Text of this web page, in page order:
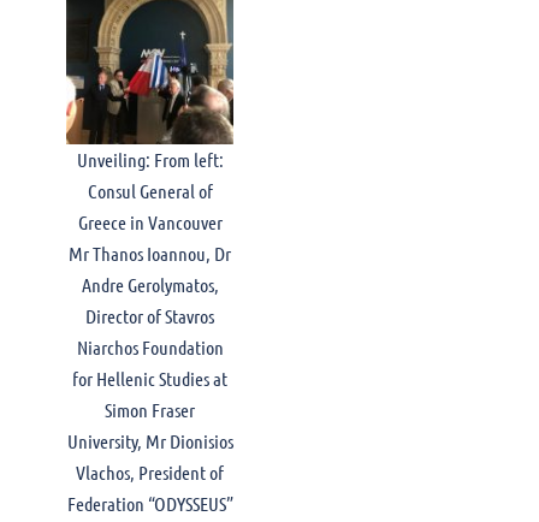
Unveiling: From left:
Consul General of
Greece in Vancouver
Mr Thanos Ioannou, Dr
Andre Gerolymatos,
Director of Stavros
Niarchos Foundation
for Hellenic Studies at
Simon Fraser
University, Mr Dionisios
Vlachos, President of
Federation “ODYSSEUS”